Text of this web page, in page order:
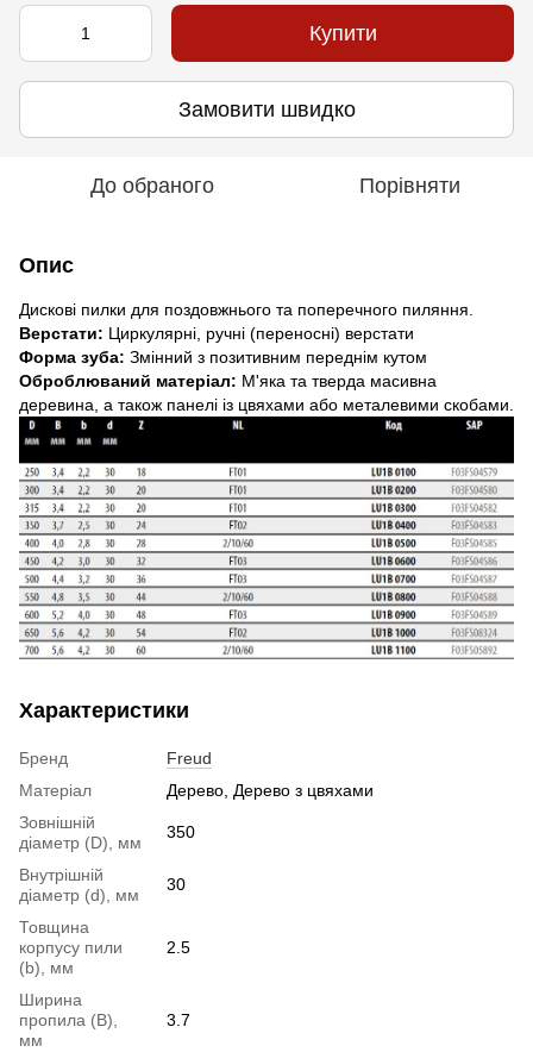
Купити
Замовити швидко
До обраного Порівняти
Опис
Дискові пилки для поздовжнього та поперечного пиляння.
Верстати: Циркулярні, ручні (переносні) верстати
Форма зуба: Змінний з позитивним переднім кутом
Оброблюваний матеріал: М'яка та тверда масивна
деревина, а також панелі із цвяхами або металевими скобами.
Характеристики
Бренд
Freud
Матеріал
Дерево, Дерево з цвяхами
Зовнішній
діаметр (D), мм
350
Внутрішній
діаметр (d), мм
30
Товщина
корпусу пили
(b), мм
2.5
Ширина
пропила (B),
мм
3.7